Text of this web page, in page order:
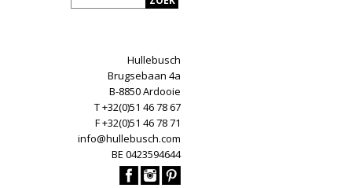
Hullebusch
Brugsebaan 4a
B-8850 Ardooie
T +32(0)51 46 78 67
F +32(0)51 46 78 71
info@hullebusch.com
BE 0423594644